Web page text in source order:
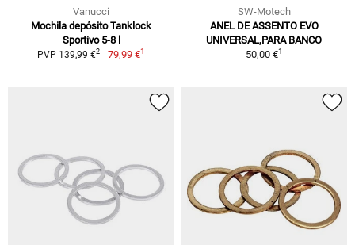
Vanucci
Mochila depósito Tanklock
Sportivo 5-8 l
PVP 139,99 €2 79,99 €1
SW-Motech
ANEL DE ASSENTO EVO
UNIVERSAL,PARA BANCO
50,00 €1